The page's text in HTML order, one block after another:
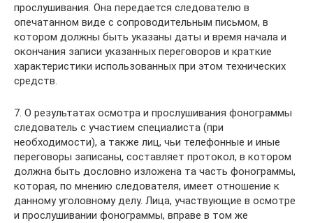
прослушивания. Она передается следователю в
опечатанном виде с сопроводительным письмом, в
котором должны быть указаны даты и время начала и
окончания записи указанных переговоров и краткие
характеристики использованных при этом технических
средств.
7. О результатах осмотра и прослушивания фонограммы
следователь с участием специалиста (при
необходимости), а также лиц, чьи телефонные и иные
переговоры записаны, составляет протокол, в котором
должна быть дословно изложена та часть фонограммы,
которая, по мнению следователя, имеет отношение к
данному уголовному делу. Лица, участвующие в осмотре
и прослушивании фонограммы, вправе в том же